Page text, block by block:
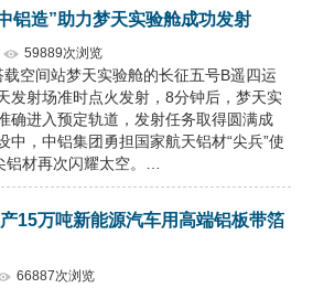
铝造”助力梦天实验舱成功发射
59889次浏览
空间站梦天实验舱的长征五号B遥四运
发射场准时点火发射，8分钟后，梦天实
确进入预定轨道，发射任务取得圆满成
中，中铝集团勇担国家航天铝材“尖兵”使
铝材再次闪耀太空。…
15万吨新能源汽车用高端铝板带箔
66887次浏览